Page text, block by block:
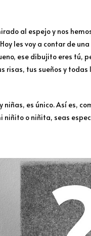
al espejo y nos
les voy a contar de
ese dibujito eres tú,
risas, tus sueños y
es único. Así es,
niñito o niñita, seas